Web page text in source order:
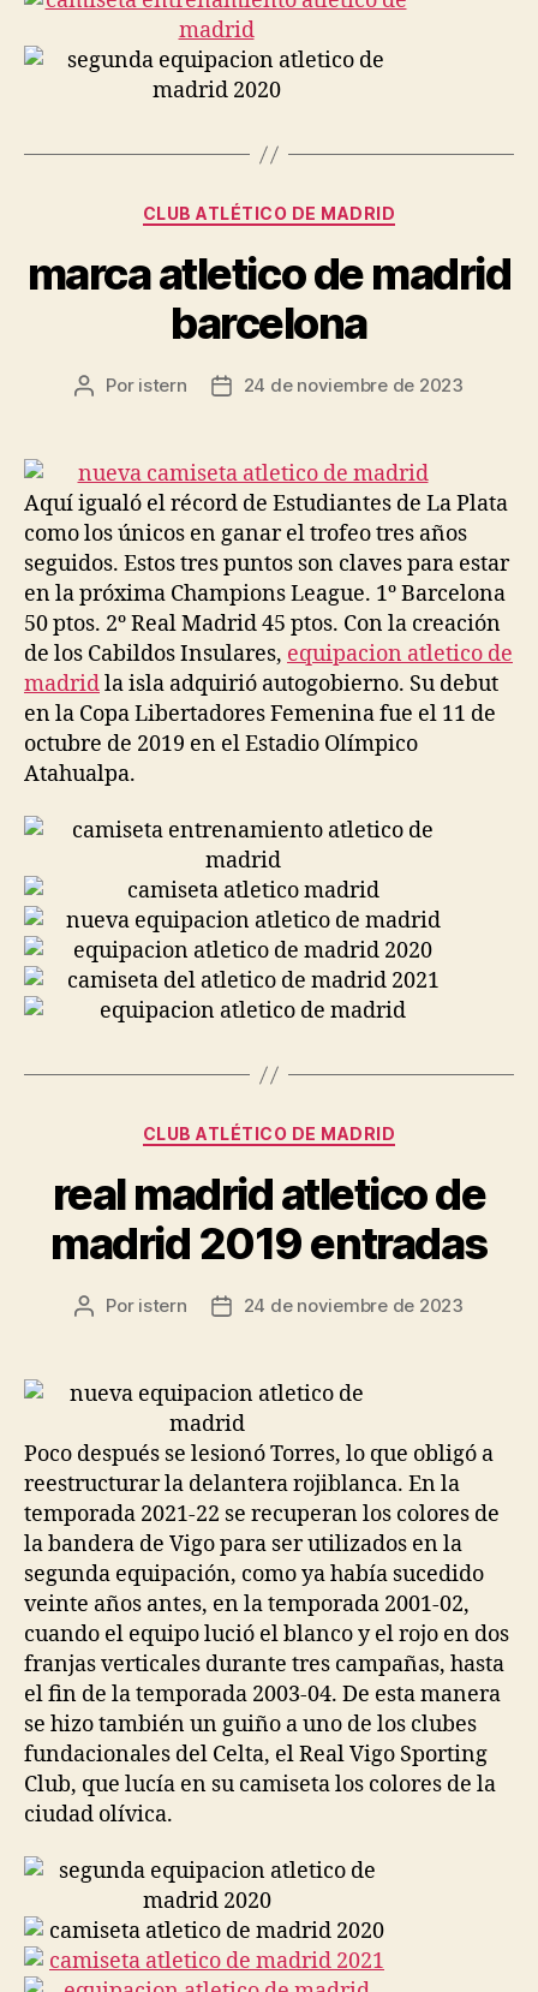
Categorías
CLUB ATLÉTICO DE MADRID
marca atletico de madrid
barcelona
Autor
entrada
Por istern
Fecha
entrada
24 de noviembre de 2023
Aquí igualó el récord de Estudiantes de La Plata
como los únicos en ganar el trofeo tres años
seguidos. Estos tres puntos son claves para estar
en la próxima Champions League. 1º Barcelona
50 ptos. 2º Real Madrid 45 ptos. Con la creación
de los Cabildos Insulares, equipacion atletico de
madridla isla adquirió autogobierno. Su debut
en la Copa Libertadores Femenina fue el 11 de
octubre de 2019 en el Estadio Olímpico
Atahualpa.
Categorías
CLUB ATLÉTICO DE MADRID
real madrid atletico de
madrid 2019 entradas
Autor
entrada
Por istern
Fecha
entrada
24 de noviembre de 2023
Poco después se lesionó Torres, lo que obligó a
reestructurar la delantera rojiblanca. En la
temporada 2021-22 se recuperan los colores de
la bandera de Vigo para ser utilizados en la
segunda equipación, como ya había sucedido
veinte años antes, en la temporada 2001-02,
cuando el equipo lució el blanco y el rojo en dos
franjas verticales durante tres campañas, hasta
el fin de la temporada 2003-04. De esta manera
se hizo también un guiño a uno de los clubes
fundacionales del Celta, el Real Vigo Sporting
Club, que lucía en su camiseta los colores de la
ciudad olívica.